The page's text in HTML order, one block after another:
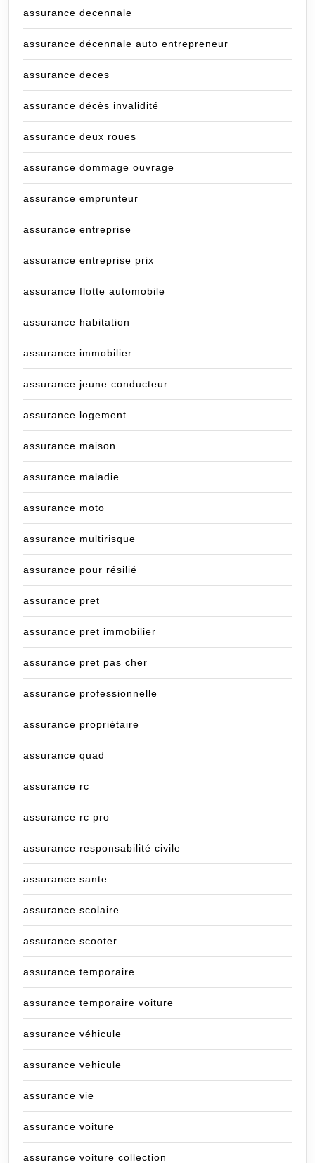
assurance decennale
assurance décennale auto entrepreneur
assurance deces
assurance décès invalidité
assurance deux roues
assurance dommage ouvrage
assurance emprunteur
assurance entreprise
assurance entreprise prix
assurance flotte automobile
assurance habitation
assurance immobilier
assurance jeune conducteur
assurance logement
assurance maison
assurance maladie
assurance moto
assurance multirisque
assurance pour résilié
assurance pret
assurance pret immobilier
assurance pret pas cher
assurance professionnelle
assurance propriétaire
assurance quad
assurance rc
assurance rc pro
assurance responsabilité civile
assurance sante
assurance scolaire
assurance scooter
assurance temporaire
assurance temporaire voiture
assurance véhicule
assurance vehicule
assurance vie
assurance voiture
assurance voiture collection